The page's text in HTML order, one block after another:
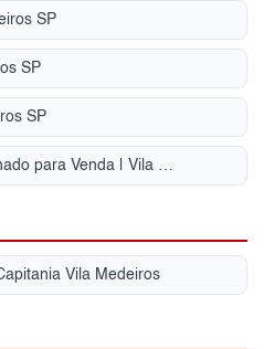
SP
SP
SP
Sobrado com ar condicionado para Venda | Vila Medeiros
Vila Medeiros